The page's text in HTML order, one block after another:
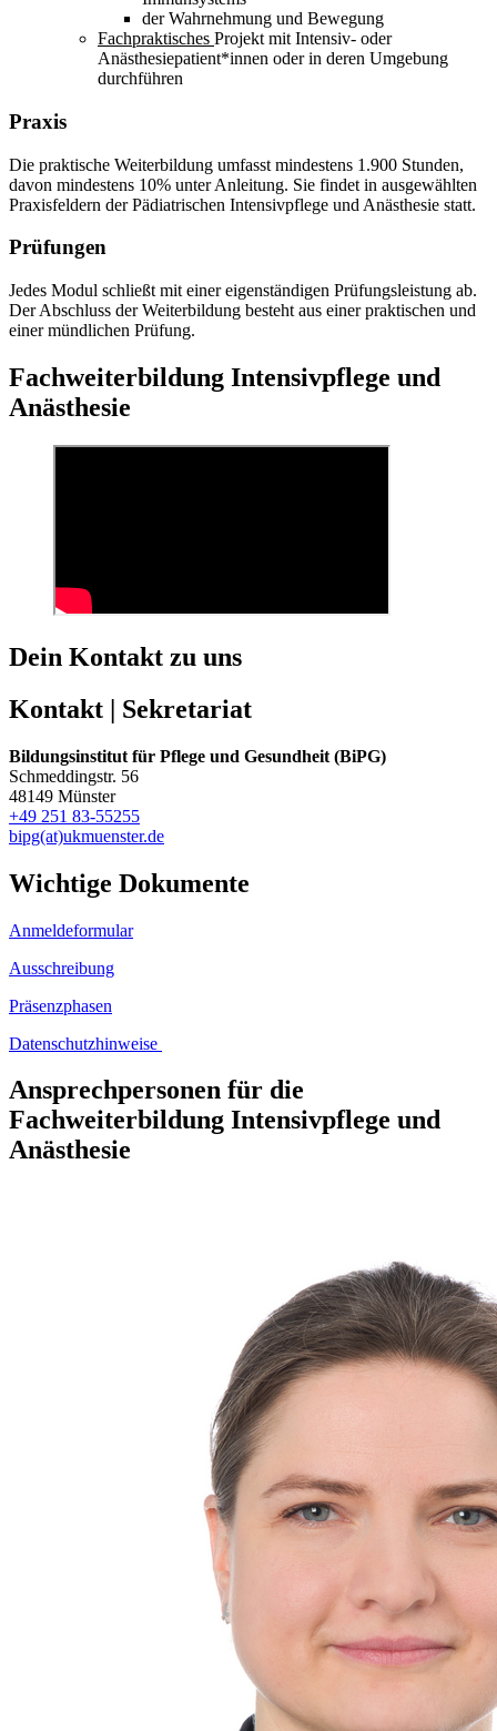
der Wahrnehmung und Bewegung
Fachpraktisches Projekt mit Intensiv- oder
Anästhesiepatient*innen oder in deren Umgebung
durchführen
Praxis
Die praktische Weiterbildung umfasst mindestens 1.900 Stunden,
davon mindestens 10% unter Anleitung. Sie findet in ausgewählten
Praxisfeldern der Pädiatrischen Intensivpflege und Anästhesie statt.
Prüfungen
Jedes Modul schließt mit einer eigenständigen Prüfungsleistung ab.
Der Abschluss der Weiterbildung besteht aus einer praktischen und
einer mündlichen Prüfung.
Fachweiterbildung Intensivpflege und
Anästhesie
Dein Kontakt zu uns
Kontakt | Sekretariat
Bildungsinstitut für Pflege und Gesundheit (BiPG)
Schmeddingstr. 56
48149 Münster
+49 251 83-55255
bipg(at)ukmuenster.de
Wichtige Dokumente
Anmeldeformular
Ausschreibung
Präsenzphasen
Datenschutzhinweise
Ansprechpersonen für die
Fachweiterbildung Intensivpflege und
Anästhesie